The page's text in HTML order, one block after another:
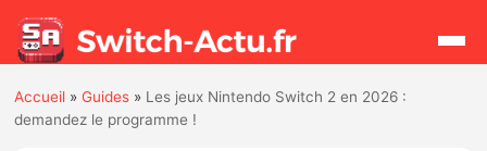
Accueil »Guides » Les jeux Nintendo Switch 2 en 2026 :
demandez le programme !